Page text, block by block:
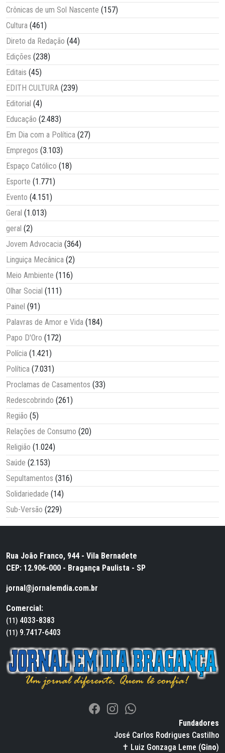
Crônicas de um Sol Nascente (157)
Cultura (461)
Direto da Redação (44)
Edições (238)
Editais (45)
EDITH CULTURA (239)
Editorial (4)
Educação (2.483)
Em Dia com a Política (27)
Empregos (3.103)
Espaço Católico (18)
Esporte (1.771)
Evento (4.151)
Geral (1.013)
geral (2)
Jovem Advocacia (364)
Linguiça Mecânica (2)
Meio Ambiente (116)
Olhar Social (111)
Painel (91)
Palavras de Amor e Vida (184)
Papo D'Oro (172)
Polícia (1.421)
Política (7.031)
Proclamas de Casamentos (33)
Redescobrindo (261)
Região (5)
Relações de Consumo (20)
Religião (1.024)
Saúde (2.153)
Sepultamentos (316)
Solidariedade (14)
Sub-Versão (229)
Rua João Franco, 944 - Vila Bernadete
CEP: 12.906-000 - Bragança Paulista - SP
jornal@jornalemdia.com.br
Comercial:
(11) 4033-8383
(11) 9.7417-6403
Fundadores
José Carlos Rodrigues Castilho
✝ Luiz Gonzaga Leme (Gino)